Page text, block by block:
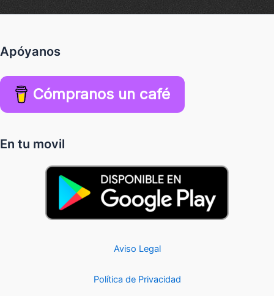
Apóyanos
Cómpranos un café
En tu movil
Aviso Legal
Política de Privacidad